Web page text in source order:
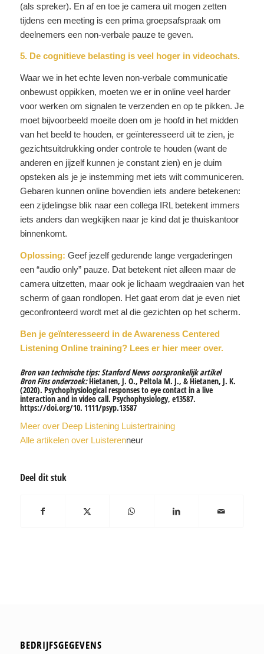
(als spreker). En af en toe je camera uit mogen zetten
tijdens een meeting is een prima groepsafspraak om
deelnemers een non-verbale pauze te geven.
5. De cognitieve belasting is veel hoger in videochats.
Waar we in het echte leven non-verbale communicatie
onbewust oppikken, moeten we er in online veel harder
voor werken om signalen te verzenden en op te pikken. Je
moet bijvoorbeeld moeite doen om je hoofd in het midden
van het beeld te houden, er geïnteresseerd uit te zien, je
gezichtsuitdrukking onder controle te houden (want de
anderen en jijzelf kunnen je constant zien) en je duim
opsteken als je je instemming met iets wilt communiceren.
Gebaren kunnen online bovendien iets andere betekenen:
een zijdelingse blik naar een collega IRL betekent immers
iets anders dan wegkijken naar je kind dat je thuiskantoor
binnenkomt.
Oplossing: Geef jezelf gedurende lange vergaderingen
een “audio only” pauze. Dat betekent niet alleen maar de
camera uitzetten, maar ook je lichaam wegdraaien van het
scherm of gaan rondlopen. Het gaat erom dat je even niet
geconfronteerd wordt met al die gezichten op het scherm.
Ben je geïnteresseerd in de Awareness Centered
Listening Online training? Lees er hier meer over.
Bron van technische tips: Stanford Newsoorspronkelijk artikel
Bron Fins onderzoek:Hietanen, J. O., Peltola M. J., & Hietanen, J. K.
(2020). Psychophysiological responses to eye contact in a live
interaction and in video call. Psychophysiology, e13587.
https://doi.org/10. 1111/psyp.13587
Meer over Deep Listening Luistertraining
Alle artikelen over Luisterenneur
Deel dit stuk
BEDRIJFSGEGEVENS